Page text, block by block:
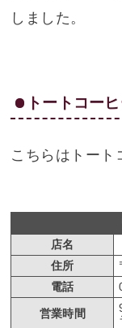
しました。
トートコー
こちらはトート
店名
住所
電話
営業時間